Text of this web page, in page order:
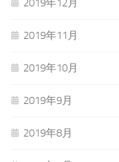
2019年12月
2019年11月
2019年10月
2019年9月
2019年8月